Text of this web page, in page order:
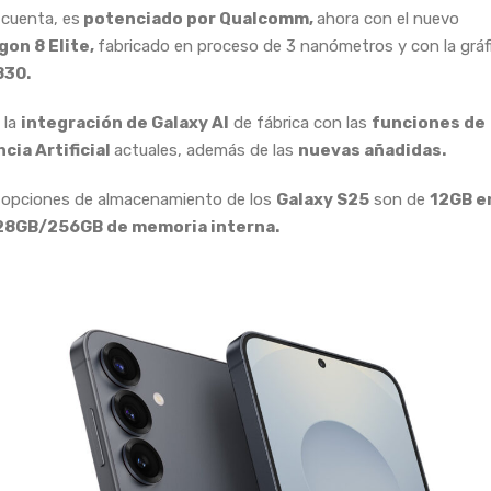
es potenciado por Qualcomm,ahora con el nuevo
8 Elite, fabricado en proceso de 3 nanómetros y con la
integración de Galaxy AI de fábrica con las funciones de
Artificial actuales, además de las nuevas añadidas.
de almacenamiento de los Galaxy S25 son de 12GB
256GB de memoria interna.